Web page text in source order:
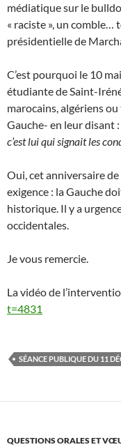
médiatique sur le
« raciste », un comble…
présidentielle de
C’est pourquoi le 10
étudiante de Saint-
marocains, algériens
Gauche- en leur disant :
c’est lui qui signait les
Oui, cet anniversaire
exigence : la Gauche
historique. Il y a
occidentales.
Je vous remercie.
La vidéo de
t=4831
SÉANCE PUBLIQUE DU 11
QUESTIONS ORALES ET